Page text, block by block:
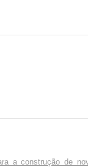
a construção de